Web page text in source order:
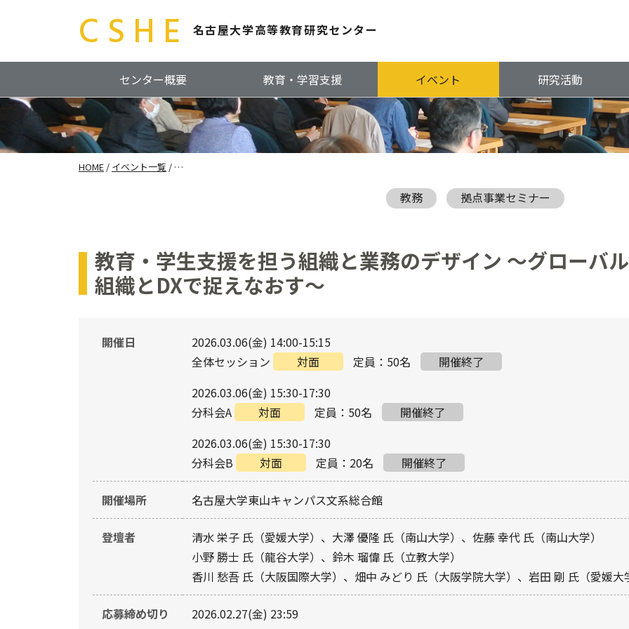
CSHE 名古屋大学高等教育研究センター
センター概要 教育・学習支援 イベント 研究活動
HOME / イベント一覧 / …
教務 拠点事業セミナー
教育・学生支援を担う組織と業務のデザイン ～グローバ
組織とDXで捉えなおす～
開催日
2026.03.06(金) 14:00-15:15
全体セッション
対面 定員：50名
開催終了
2026.03.06(金) 15:30-17:30
分科会A
対面 定員：50名
開催終了
2026.03.06(金) 15:30-17:30
分科会B
対面 定員：20名 開催終了
開催場所 名古屋大学東山キャンパス文系総合館
登壇者
清水 栄子 氏（愛媛大学）、大澤 優隆 氏（南山大学）、佐藤 幸代 氏（南山大学）
小野 勝士 氏（龍谷大学）、鈴木 瑠偉 氏（立教大学）
香川 愁吾 氏（大阪国際大学）、畑中 みどり 氏（大阪学院大学）、岩田 剛 氏（愛媛大
応募締め切り 2026.02.27(金) 23:59